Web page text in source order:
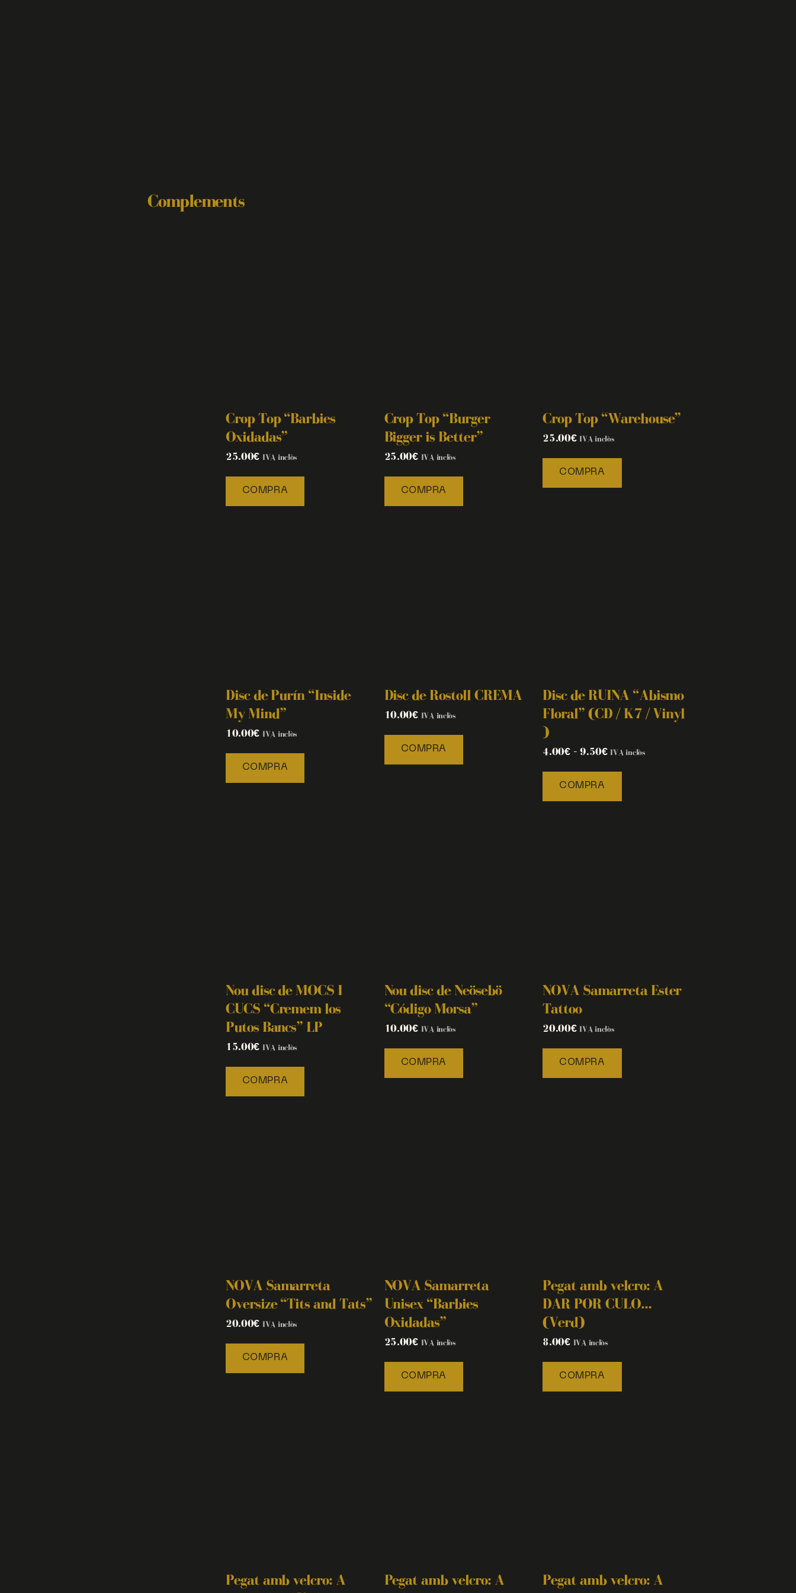
Complements
Crop Top “Barbies
Oxidadas”
25.00€ IVA inclòs
COMPRA
Crop Top “Burger
Bigger is Better”
25.00€ IVA inclòs
COMPRA
Crop Top “Warehouse”
25.00€ IVA inclòs
COMPRA
Disc de Purín “Inside
My Mind”
10.00€ IVA inclòs
COMPRA
Disc de Rostoll CREMA
10.00€ IVA inclòs
COMPRA
Disc de RUINA “Abismo
Floral” (CD / K7 / Vinyl
)
4.00€–9.50€ IVA inclòs
COMPRA
Nou disc de MOCS I
CUCS “Cremem los
Putos Bancs” LP
15.00€ IVA inclòs
COMPRA
Nou disc de Neösebö
“Código Morsa”
10.00€ IVA inclòs
COMPRA
NOVA Samarreta Ester
Tattoo
20.00€ IVA inclòs
COMPRA
NOVA Samarreta
Oversize “Tits and Tats”
20.00€ IVA inclòs
COMPRA
NOVA Samarreta
Unisex “Barbies
Oxidadas”
25.00€ IVA inclòs
COMPRA
Pegat amb velcro: A
DAR POR CULO…
(Verd)
8.00€ IVA inclòs
COMPRA
Pegat amb velcro: A
Pegat amb velcro: A
Pegat amb velcro: A